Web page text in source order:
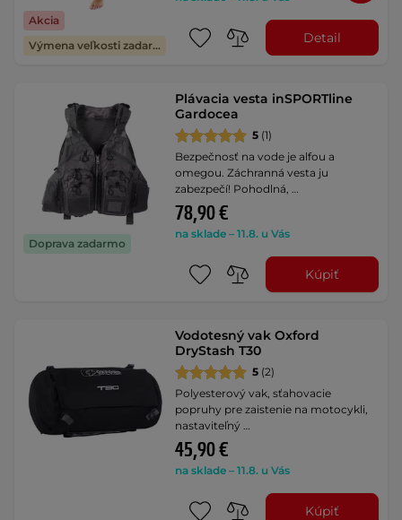
Akcia
Výmena veľkosti zadarmo
Detail
Doprava zadarmo
Plávacia vesta inSPORTline
Gardocea
5 (1)
Bezpečnosť na vode je alfou a
omegou. Záchranná vesta ju
zabezpečí! Pohodlná, …
78,90 €
na sklade – 11.8. u Vás
Kúpiť
Vodotesný vak Oxford
DryStash T30
5 (2)
Polyesterový vak, sťahovacie
popruhy pre zaistenie na motocykli,
nastaviteľný …
45,90 €
na sklade – 11.8. u Vás
Kúpiť